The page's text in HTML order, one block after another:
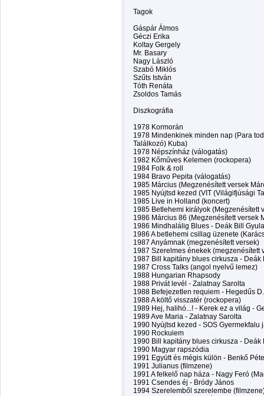
Tagok
Gáspár Álmos
Géczi Erika
Koltay Gergely
Mr. Basary
Nagy László
Szabó Miklós
Szűts István
Tóth Renáta
Zsoldos Tamás
Diszkográfia
1978 Kormorán
1978 Mindenkinek minden nap (Para
Találkozó) Kuba)
1978 Népszínház (válogatás)
1982 Kőműves Kelemen (rockopera)
1984 Folk & roll
1984 Bravo Pepita (válogatás)
1985 Március (Megzenésített versek
1985 Nyújtsd kezed (VIT (Világifjúsági
1985 Live in Holland (koncert)
1985 Betlehemi királyok (Megzenésített
1986 Március 86 (Megzenésített versek
1986 Mindhalálig Blues - Deák Bill Gyula
1986 A betlehemi csillag üzenete
1987 Anyámnak (megzenésített versek)
1987 Szerelmes énekek (megzenésített
1987 Bill kapitány blues cirkusza - Deák
1987 Cross Talks (angol nyelvű lemez)
1988 Hungarian Rhapsody
1988 Privát levél - Zalatnay Sarolta
1988 Befejezetlen requiem - Hegedűs
1988 A költő visszatér (rockopera)
1989 Hej, halihó...! - Kerek ez a világ -
1989 Ave Maria - Zalatnay Sarolta
1990 Nyújtsd kezed - SOS Gyermekfalu
1990 Rockuiem
1990 Bill kapitány blues cirkusza - Deák
1990 Magyar rapszódia
1991 Együtt és mégis külön - Benkő
1991 Julianus (filmzene)
1991 A felkelő nap háza - Nagy Feró
1991 Csendes éj - Bródy János
1994 Szerelemből szerelembe